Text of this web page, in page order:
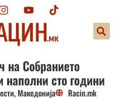
на Собранието
наполни сто години
, Македонија Racin.mk